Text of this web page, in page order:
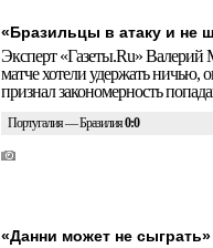
«Бразильцы в атаку и не
Эксперт «Газеты.Ru» Валерий
матче хотели удержать ничью,
признал закономерность
Португалия — Бразилия0:0
«Данни может не сыграть»